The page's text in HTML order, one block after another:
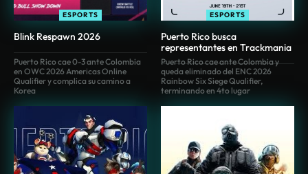
ESPORTS
Blink Respawn 2026
ESPORTS
Puerto Rico busca
representantes en Trackmania
Puerto Rico cae 0-3 ante Colombia
en OWC 2026 Americas Online
Qualifier y complica su camino a
Korea
Puerto Rico cae ante Colombia y
queda eliminado del ENC 2026
Rainbow Six Siege Qualifier,
terminando en 4to lugar